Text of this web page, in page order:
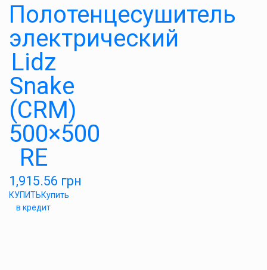
Полотенцесушитель
электрический
Lidz
Snake
(CRM)
500×500
RE
1,915.56 грн
КУПИТЬКупить
в кредит